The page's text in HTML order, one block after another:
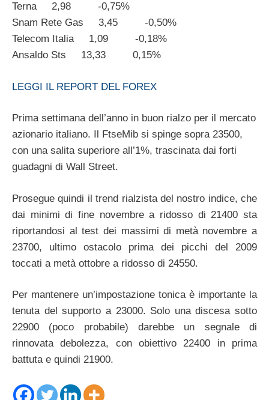
Terna 2,98 -0,75%
Snam Rete Gas 3,45 -0,50%
Telecom Italia 1,09 -0,18%
Ansaldo Sts 13,33 0,15%
LEGGI IL REPORT DEL FOREX
Prima settimana dell’anno in buon rialzo per il mercato
azionario italiano. Il FtseMib si spinge sopra 23500,
con una salita superiore all’1%, trascinata dai forti
guadagni di Wall Street.
Prosegue quindi il trend rialzista del nostro indice, che
dai minimi di fine novembre a ridosso di 21400 sta
riportandosi al test dei massimi di metà novembre a
23700, ultimo ostacolo prima dei picchi del 2009
toccati a metà ottobre a ridosso di 24550.
Per mantenere un’impostazione tonica è importante la
tenuta del supporto a 23000. Solo una discesa sotto
22900 (poco probabile) darebbe un segnale di
rinnovata debolezza, con obiettivo 22400 in prima
battuta e quindi 21900.